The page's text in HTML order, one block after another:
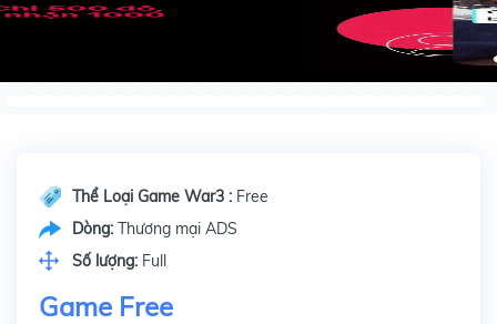
Thể Loại Game War3 : Free
Dòng: Thương mại ADS
Số lượng: Full
Game Free